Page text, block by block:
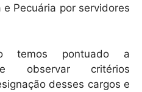
Pecuária por servidores
temos pontuado a
observar critérios
desses cargos e